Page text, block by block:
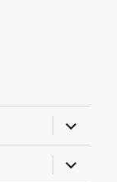
almenü
almenü